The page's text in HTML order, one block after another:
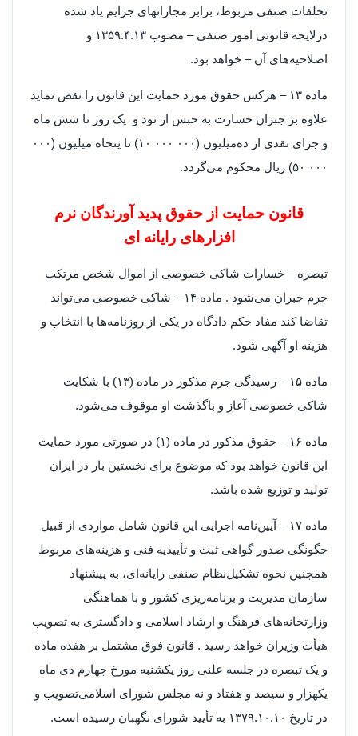
تخلفات صنفی مربوط، برابر مجازاتهای جرایم یاد شده
در‌لایحه قانونی امور صنفی – مصوب ۱۳۵۹.۴.۱۳ و
اصلاحیه‌های آن – خواهد بود.
‌ماده ۱۳ – هرکس حقوق مورد حمایت این قانون را نقض نماید
علاوه بر جبران خسارت به حبس از نود و یک روز تا شش ماه
و جزای نقدی از ده‌میلیون (۰۰۰ ۰۰۰ ۱۰) تا پنجاه میلیون (۰۰۰
۰۰۰ ۵۰) ریال محکوم می‌گردد.
قانون حمایت از حقوق پدید آورندگان نرم
افزارهای رایانه ای
‌تبصره – خسارات شاکی خصوصی از اموال شخص مرتکب
جرم جبران می‌شود . ‌ماده ۱۴ – شاکی خصوصی می‌تواند
تقاضا کند مفاد حکم دادگاه در یکی از روزنامه‌ها با انتخاب و
هزینه او آگهی شود.
‌ماده ۱۵ – رسیدگی جرم مذکور در ماده (۱۳) با شکایت
شاکی خصوصی آغاز و باگذشت او موقوف می‌شود.
‌ماده ۱۶ – حقوق مذکور در ماده (۱) در صورتی مورد حمایت
این قانون خواهد بود که موضوع برای نخستین بار در ایران
تولید و توزیع شده باشد.
‌ماده ۱۷ – آیین‌نامه اجرایی این قانون شامل مواردی از قبیل
چگونگی صدور گواهی ثبت و تأییدیه فنی و هزینه‌های مربوط
همچنین نحوه تشکیل‌نظام صنفی رایانه‌ای، به پیشنهاد
سازمان مدیریت و برنامه‌ریزی کشور و با هماهنگی
وزارتخانه‌های فرهنگ و ارشاد اسلامی و دادگستری به تصویب
‌هیأت وزیران خواهد رسید . ‌قانون فوق مشتمل بر هفده ماده
و یک تبصره در جلسه علنی روز یکشنبه مورخ چهارم دی ماه
یکهزار و سیصد و هفتاد و نه مجلس شورای اسلامی‌تصویب و
در تاریخ ۱۳۷۹.۱۰.۱۰ به تأیید شورای نگهبان رسیده است.